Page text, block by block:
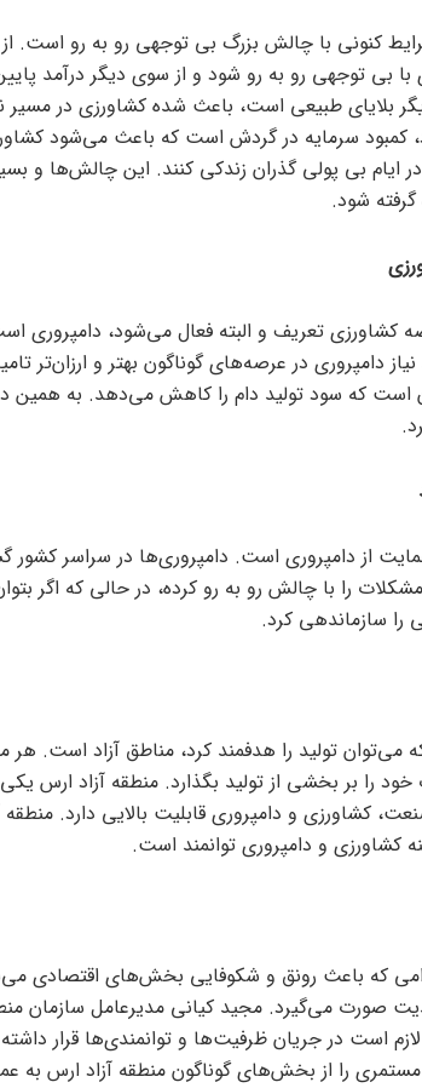
کنونی با چالش بزرگ بی توجهی رو به رو
بی توجهی رو به رو شود و از سوی دیگر درآمد
بلایای طبیعی است، باعث شده کشاورزی در مسیر
کمبود سرمایه در گردش است که باعث می‌شود
در ایام بی پولی گذران زندکی کنند. این چالش‌ها و
شود.
کشاورزی تعریف و البته فعال می‌شود، دامپروری
نیاز دامپروری در عرصه‌های گوناگون بهتر و
است که سود تولید دام را کاهش می‌دهد. به
از دامپروری است. دامپروری‌ها در سراسر کشور
را با چالش رو به رو کرده، در حالی که اگر
سازماندهی کرد.
تولید را هدفمند کرد، مناطق آزاد است. هر
خود را بر بخشی از تولید بگذارد. منطقه آزاد
که باعث رونق و شکوفایی بخش‌های اقتصادی
صورت می‌گیرد. مجید کیانی مدیرعامل سازمان
لازم است در جریان ظرفیت‌ها و توانمندی‌ها قرار
مستمری را از بخش‌های گوناگون منطقه آزاد ارس به